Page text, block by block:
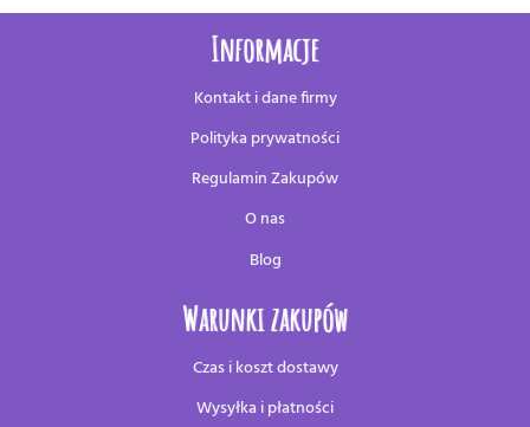
Informacje
Kontakt i dane firmy
Polityka prywatności
Regulamin Zakupów
O nas
Blog
Warunki zakupów
Czas i koszt dostawy
Wysyłka i płatności